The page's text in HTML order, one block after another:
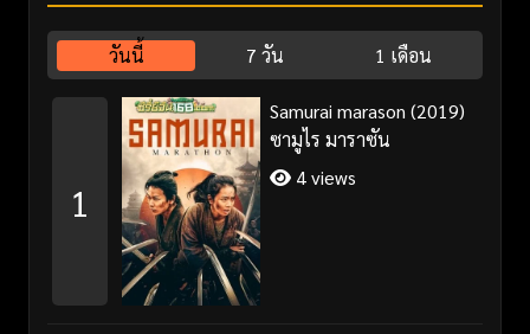
วันนี้ 7 วัน 1 เดือน
1
Samurai marason (2019)
ซามูไร มาราซัน
4 views